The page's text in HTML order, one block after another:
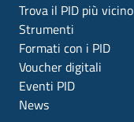
Trova il PID più vicino
Strumenti
Formati con i PID
Voucher digitali
Eventi PID
News